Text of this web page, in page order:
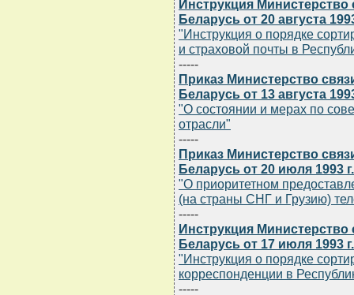
Инструкция
Беларусь от 20 августа
"Инструкция о порядке
и страховой почты в
-----
Приказ Министерство
Беларусь от 13 августа
"О состоянии и мерах по
отрасли"
-----
Приказ Министерство
Беларусь от 20 июля 1993
"О приоритетном
(на страны СНГ и Грузию)
-----
Инструкция
Беларусь от 17 июля 1993 г.
"Инструкция о порядке
корреспонденции в
-----